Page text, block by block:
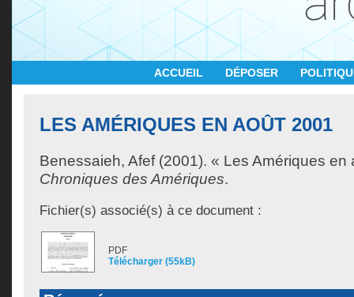
ACCUEIL DÉPOSER
LES AMÉRIQUES EN AOÛT 2001
Benessaieh, Afef(2001). « Les Amériques en
Chroniques des Amériques.
Fichier(s) associé(s) à ce document :
PDF
Télécharger (55kB)